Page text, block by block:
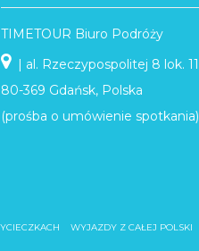
TIMETOUR Biuro Podróży
| al. Rzeczypospolitej 8 lok. 11
80-369 Gdańsk, Polska
(prośba o umówienie spotkania)
WYJAZDY Z CAŁEJ POLSKI